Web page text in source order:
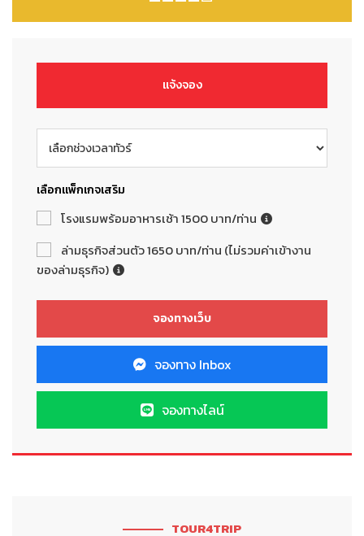
แจ้งจอง
เลือกแพ็กเกจเสริม
โรงแรมพร้อมอาหารเช้า 1500 บาท/ท่าน
ล่ามธุรกิจส่วนตัว 1650 บาท/ท่าน (ไม่รวมค่าเข้างาน
ของล่ามธุรกิจ)
จองทาง Inbox
จองทางไลน์
TOUR4TRIP